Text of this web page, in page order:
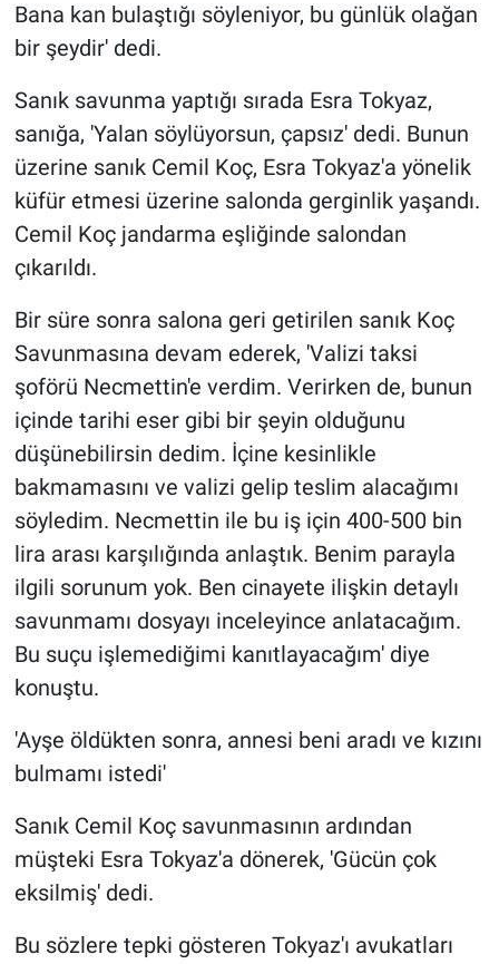
Bana kan bulaştığı söyleniyor, bu günlük olağan
bir şeydir' dedi.
Sanık savunma yaptığı sırada Esra Tokyaz,
sanığa, 'Yalan söylüyorsun, çapsız' dedi. Bunun
üzerine sanık Cemil Koç, Esra Tokyaz'a yönelik
küfür etmesi üzerine salonda gerginlik yaşandı.
Cemil Koç jandarma eşliğinde salondan
çıkarıldı.
Bir süre sonra salona geri getirilen sanık Koç
Savunmasına devam ederek, 'Valizi taksi
şoförü Necmettin'e verdim. Verirken de, bunun
içinde tarihi eser gibi bir şeyin olduğunu
düşünebilirsin dedim. İçine kesinlikle
bakmamasını ve valizi gelip teslim alacağımı
söyledim. Necmettin ile bu iş için 400-500 bin
lira arası karşılığında anlaştık. Benim parayla
ilgili sorunum yok. Ben cinayete ilişkin detaylı
savunmamı dosyayı inceleyince anlatacağım.
Bu suçu işlemediğimi kanıtlayacağım' diye
konuştu.
'Ayşe öldükten sonra, annesi beni aradı ve kızını
bulmamı istedi'
Sanık Cemil Koç savunmasının ardından
müşteki Esra Tokyaz'a dönerek, 'Gücün çok
eksilmiş' dedi.
Bu sözlere tepki gösteren Tokyaz'ı avukatları